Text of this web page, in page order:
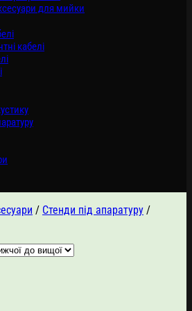
для мийки
кабелі
/ Стенди під апаратуру /